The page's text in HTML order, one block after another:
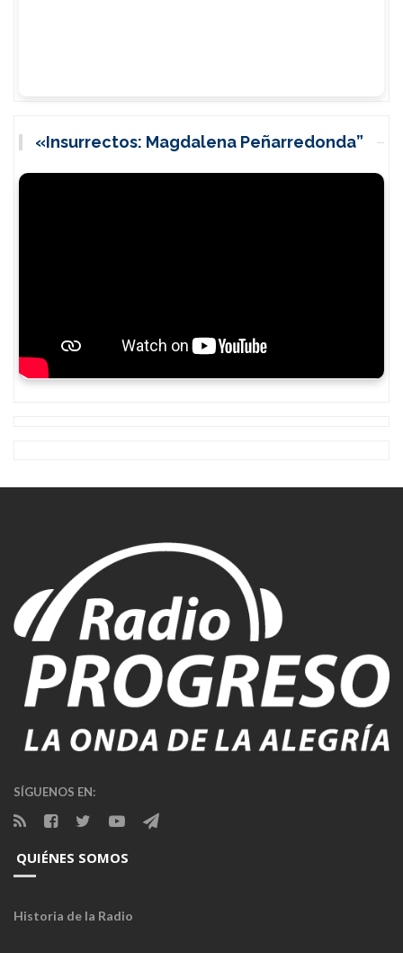
«Insurrectos: Magdalena Peñarredonda”
SÍGUENOS EN:
QUIÉNES SOMOS
Historia de la Radio